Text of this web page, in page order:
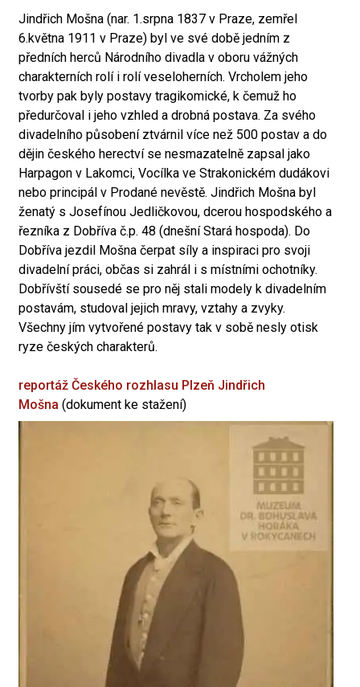
Jindřich Mošna (nar. 1.srpna 1837 v Praze, zemřel
6.května 1911 v Praze) byl ve své době jedním z
předních herců Národního divadla v oboru vážných
charakterních rolí i rolí veseloherních. Vrcholem jeho
tvorby pak byly postavy tragikomické, k čemuž ho
předurčoval i jeho vzhled a drobná postava. Za svého
divadelního působení ztvárnil více než 500 postav a do
dějin českého herectví se nesmazatelně zapsal jako
Harpagon v Lakomci, Vocílka ve Strakonickém dudákovi
nebo principál v Prodané nevěstě. Jindřich Mošna byl
ženatý s Josefínou Jedličkovou, dcerou hospodského a
řezníka z Dobříva č.p. 48 (dnešní Stará hospoda). Do
Dobříva jezdil Mošna čerpat síly a inspiraci pro svoji
divadelní práci, občas si zahrál i s místními ochotníky.
Dobřívští sousedé se pro něj stali modely k divadelním
postavám, studoval jejich mravy, vztahy a zvyky.
Všechny jím vytvořené postavy tak v sobě nesly otisk
ryze českých charakterů.
reportáž Českého rozhlasu Plzeň Jindřich
Mošna (dokument ke stažení)